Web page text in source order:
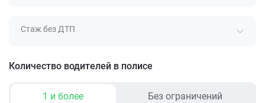
Стаж без ДТП
Количество водителей в полисе
1 и более Без ограничений